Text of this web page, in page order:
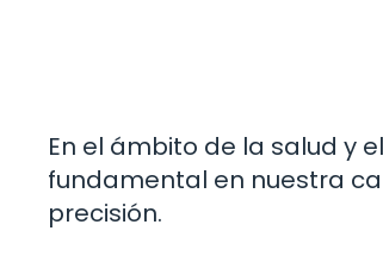
En el ámbito de la salud y
fundamental en nuestra
precisión.